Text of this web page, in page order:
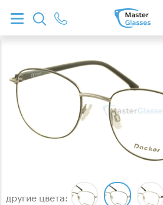
другие цвета: